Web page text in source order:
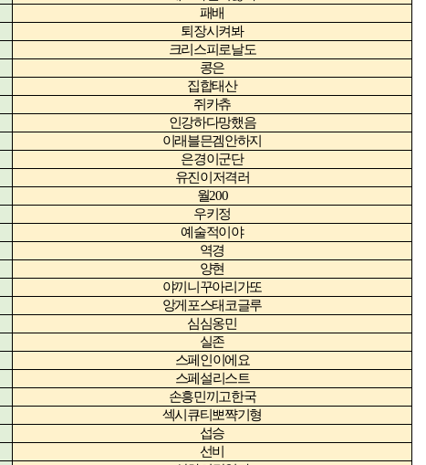
패배
퇴장시켜봐
크리스피로날도
콩은
집합태산
쥐카츄
인강하다망했음
이래블믄겜안하지
은경이군단
유진이저격러
월200
우키정
예술적이야
역경
양현
야끼니꾸아리가또
앙게포스태코글루
심심옹민
실존
스페인이에요
스페설리스트
손흥민끼고한국
섹시큐티뽀쨕기형
섭승
선비